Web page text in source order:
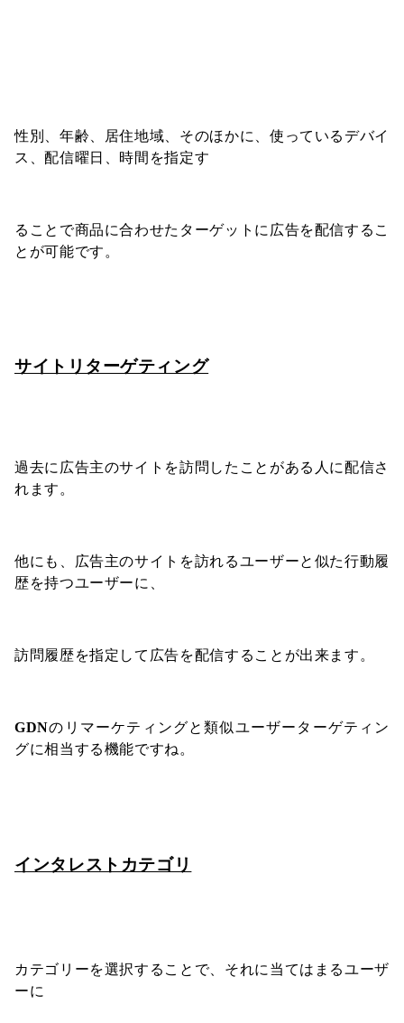
性別、年齢、居住地域、そのほかに、使っているデバイ
ス、配信曜日、時間を指定す
ることで商品に合わせたターゲットに広告を配信するこ
とが可能です。
サイトリターゲティング
過去に広告主のサイトを訪問したことがある人に配信さ
れます。
他にも、広告主のサイトを訪れるユーザーと似た行動履
歴を持つユーザーに、
訪問履歴を指定して広告を配信することが出来ます。
GDNのリマーケティングと類似ユーザーターゲティン
グに相当する機能ですね。
インタレストカテゴリ
カテゴリーを選択することで、それに当てはまるユーザ
ーに